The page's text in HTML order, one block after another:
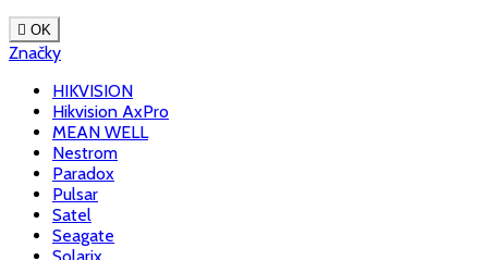
 OK
Značky
HIKVISION
Hikvision AxPro
MEAN WELL
Nestrom
Paradox
Pulsar
Satel
Seagate